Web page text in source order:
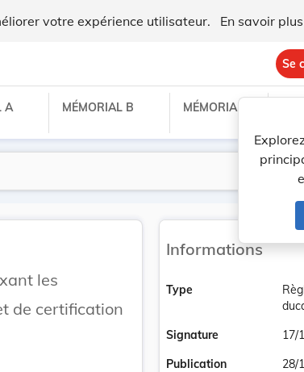
votre expérience utilisateur. En savoir plus
Se
A MÉMORIAL B MÉMORIAL C
Lancer
les
de certification
Informations
Type
Signature
17/
Publication
28/